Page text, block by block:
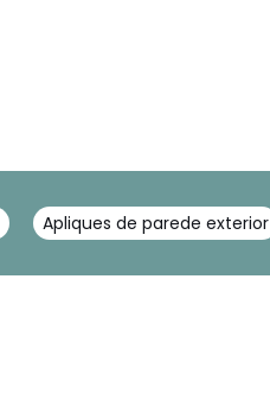
Apliques de parede exterior